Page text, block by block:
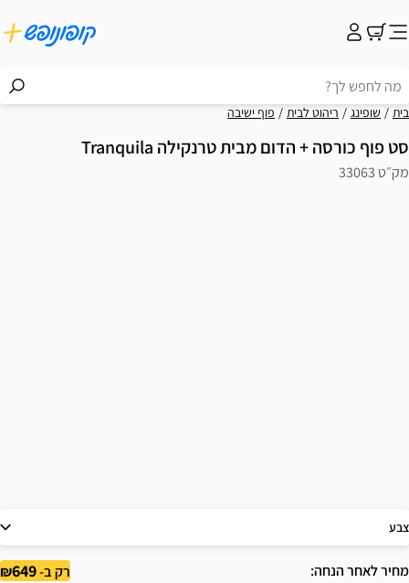
בית שופינג ריהוט לבית פוף ישיבה
סט פוף כורסה + הדום מבית טרנקילה Tranquila
מק״ט 33063
צבע
מחיר לאחר הנחה רק ב-649